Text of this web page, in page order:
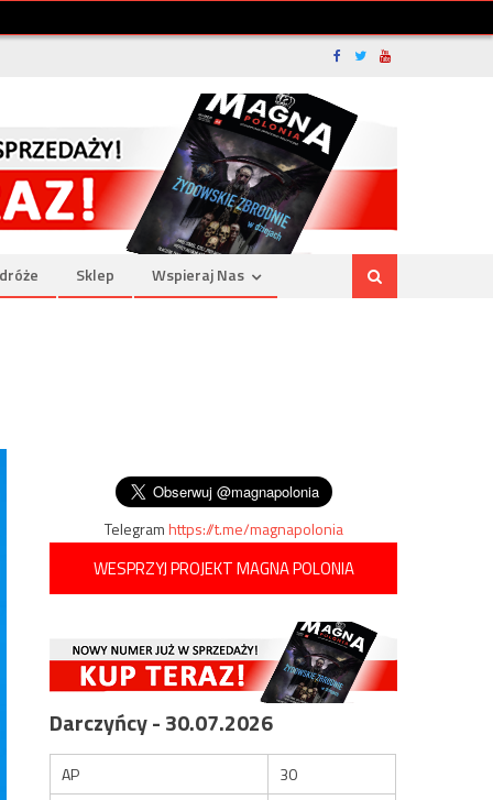
Sklep Wspieraj Nas
Telegramhttps://t.me/magnapolonia
WESPRZYJ PROJEKT MAGNA POLONIA
Darczyńcy - 30.07.2026
AP
30